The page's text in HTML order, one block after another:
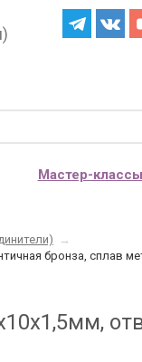
Мастер-
→
бронза, сплав